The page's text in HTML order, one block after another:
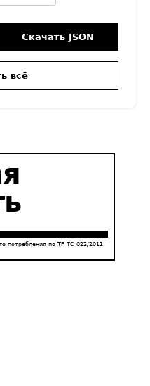
Скачать JSON
всё
потребления по ТР ТС 022/2011.